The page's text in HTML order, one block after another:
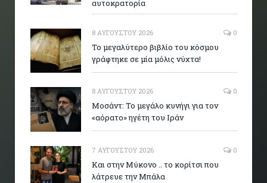
αυτοκρατορία
8 ΑΥΓΟΎΣΤΟΥ 2026 0
Το μεγαλύτερο βιβλίο του κόσμου
γράφτηκε σε μία μόλις νύχτα!
8 ΑΥΓΟΎΣΤΟΥ 2026 0
Μοσάντ: Το μεγάλο κυνήγι για τον
«αόρατο» ηγέτη του Ιράν
7 ΑΥΓΟΎΣΤΟΥ 2026 0
Και στην Μύκονο .. το κορίτσι που
λάτρευε την Μπάλα